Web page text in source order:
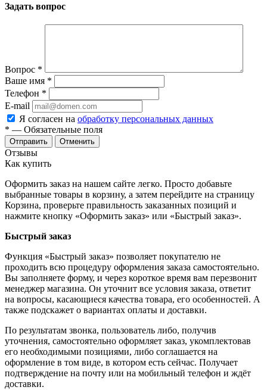
Задать вопрос
Вопрос *
Ваше имя *
Телефон *
E-mail
Я согласен на обработку персональных данных
* — Обязательные поля
Отменить
Отзывы
Как купить
Оформить заказ на нашем сайте легко. Просто добавьте
выбранные товары в корзину, а затем перейдите на страницу
Корзина, проверьте правильность заказанных позиций и
нажмите кнопку «Оформить заказ» или «Быстрый заказ».
Быстрый заказ
Функция «Быстрый заказ» позволяет покупателю не
проходить всю процедуру оформления заказа самостоятельно.
Вы заполняете форму, и через короткое время вам перезвонит
менеджер магазина. Он уточнит все условия заказа, ответит
на вопросы, касающиеся качества товара, его особенностей. А
также подскажет о вариантах оплаты и доставки.
По результатам звонка, пользователь либо, получив
уточнения, самостоятельно оформляет заказ, укомплектовав
его необходимыми позициями, либо соглашается на
оформление в том виде, в котором есть сейчас. Получает
подтверждение на почту или на мобильный телефон и ждёт
доставки.